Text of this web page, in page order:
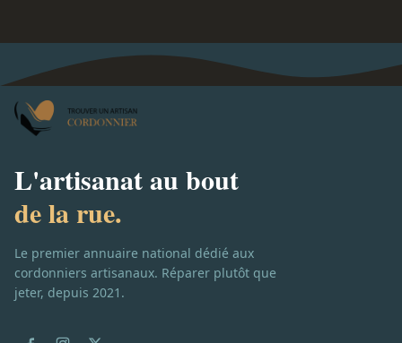
L'artisanat au bout
de la rue.
Le premier annuaire national dédié aux
cordonniers artisanaux. Réparer plutôt que
jeter, depuis 2021.